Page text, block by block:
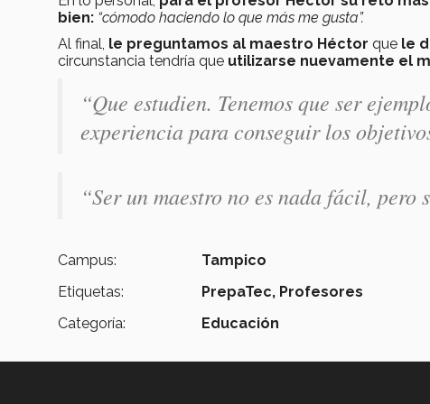
bien: “cómodo haciendo lo que más me gusta”.
Al final, le preguntamos al maestro Héctor que le
circunstancia tendría que utilizarse nuevamente el
“Que estudien. Tenemos que ser
experiencia para conseguir los
“Ser un maestro no es nada fácil, pero
Campus:
Tampico
Etiquetas:
PrepaTec, Profesores
Categoría:
Educación